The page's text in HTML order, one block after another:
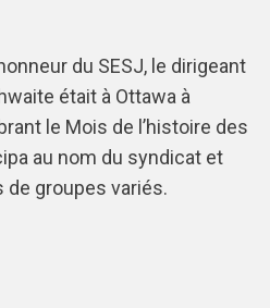
du SESJ, le dirigeant
était à Ottawa à
le Mois de l’histoire des
au nom du syndicat et
groupes variés.